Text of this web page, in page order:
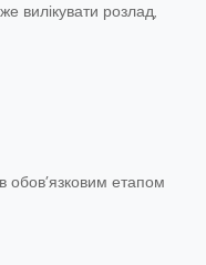
вилікувати розлад,
обов’язковим етапом